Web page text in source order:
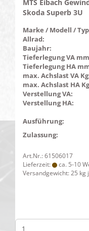
MTS Eibach
Skoda Superb 3U
Marke / Modell /
Allrad:
Baujahr:
Tieferlegung VA
Tieferlegung HA
max. Achslast VA
max. Achslast HA
Verstellung VA:
Verstellung HA:
Ausführung:
Zulassung:
Art.Nr.: 61506017
Lieferzeit:
ca. 5-10
Versandgewicht:25 kg